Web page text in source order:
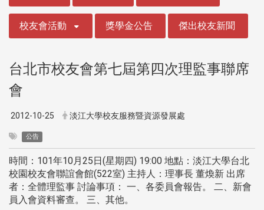
校友會活動 獎學金公告 傑出校友新聞
台北市校友會第七屆第四次理監事聯席
會
2012-10-25 淡江大學校友服務暨資源發展處
公告
時間：101年10月25日(星期四) 19:00 地點：淡江大學台北
校園校友會聯誼會館(522室) 主持人：理事長 董煥新 出席
者：全體理監事 討論事項： 一、各委員會報告。 二、新會
員入會資料審查。 三、其他。